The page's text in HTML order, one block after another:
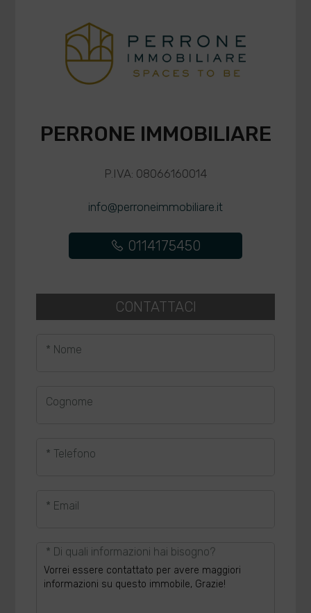
PERRONE IMMOBILIARE
P.IVA: 08066160014
info@perroneimmobiliare.it
0114175450
CONTATTACI
* Nome
Cognome
* Telefono
* Email
* Di quali informazioni hai bisogno?